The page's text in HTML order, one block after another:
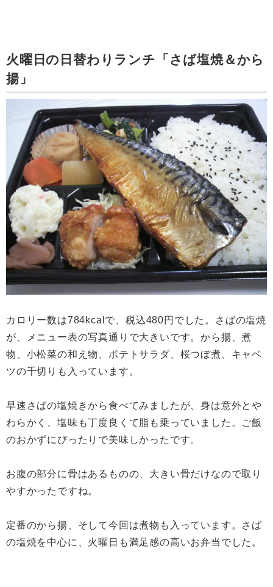
火曜日の日替わりランチ「さば塩焼＆から
揚」
カロリー数は784kcalで、税込480円でした。さばの塩焼
が、メニュー表の写真通りで大きいです。から揚、煮
物、小松菜の和え物、ポテトサラダ、桜つぼ煮、キャベ
ツの千切りも入っています。
早速さばの塩焼きから食べてみましたが、身は意外とや
わらかく、塩味も丁度良くて脂も乗っていました。ご飯
のおかずにぴったりで美味しかったです。
お腹の部分に骨はあるものの、大きい骨だけなので取り
やすかったですね。
定番のから揚、そして今回は煮物も入っています。さば
の塩焼を中心に、火曜日も満足感の高いお弁当でした。